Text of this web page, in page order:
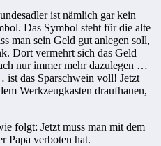
ist nämlich gar kein
Das Symbol steht für die alte
man sein Geld gut anlegen soll,
Dort vermehrt sich das Geld
nur immer mehr dazulegen …
das Sparschwein voll! Jetzt
Werkzeugkasten draufhauen,
folgt: Jetzt muss man mit dem
Papa verboten hat.